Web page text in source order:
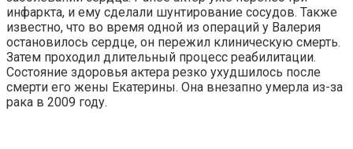
инфаркта, и ему сделали шунтирование сосудов. Также
известно, что во время одной из операций у Валерия
остановилось сердце, он пережил клиническую смерть.
Затем проходил длительный процесс реабилитации.
Состояние здоровья актера резко ухудшилось после
смерти его жены Екатерины. Она внезапно умерла из-за
рака в 2009 году.